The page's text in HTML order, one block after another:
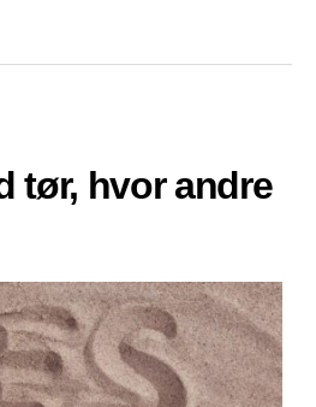
tør, hvor andre